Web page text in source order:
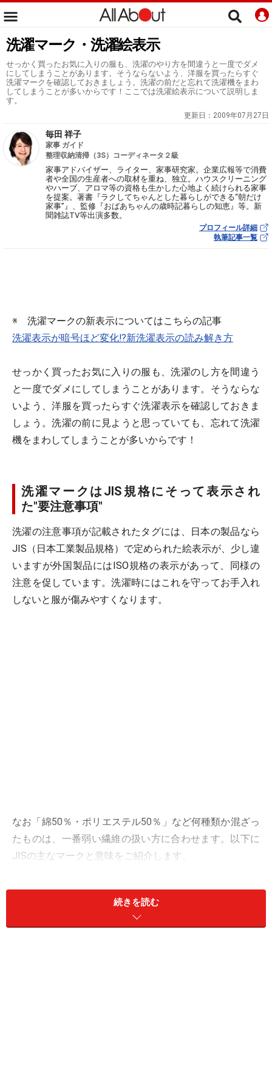
洗濯マーク・洗濯絵表示
せっかく買ったお気に入りの服も、洗濯のやり方を間違うと一度でダメ
にしてしまうことがあります。そうならないよう、洋服を買ったらすぐ
洗濯マークを確認しておきましょう。洗濯の前だと忘れて洗濯機をまわ
してしまうことが多いからです！ここでは洗濯絵表示について説明しま
す。
更新日： 2009年07月27日
毎田 祥子
家事 ガイド
整理収納清掃（3S）コーディネータ２級
家事アドバイザー、ライター、家事研究家。企業広報等で消費
者や全国の生産者への取材を重ね、独立。ハウスクリーニング
やハーブ、アロマ等の資格も生かした心地よく続けられる家事
を提案。著書『ラクしてちゃんとした暮らしができる“朝だけ
家事”』、監修『おばあちゃんの歳時記暮らしの知恵』等。新
聞雑誌TV等出演多数。
プロフィール詳細
執筆記事一覧
※ 洗濯マークの新表示についてはこちらの記事
洗濯表示が暗号ほど変化!?新洗濯表示の読み解き方
せっかく買ったお気に入りの服も、洗濯のし方を間違う
と一度でダメにしてしまうことがあります。そうならな
いよう、洋服を買ったらすぐ洗濯表示を確認しておきま
しょう。洗濯の前に見ようと思っていても、忘れて洗濯
機をまわしてしまうことが多いからです！
洗濯マークはJIS規格にそって表示され
た"要注意事項"
洗濯の注意事項が記載されたタグには、日本の製品なら
JIS（日本工業製品規格）で定められた絵表示が、少し違
いますが外国製品にはISO規格の表示があって、同様の
注意を促しています。洗濯時にはこれを守ってお手入れ
しないと服が傷みやすくなります。
なお「綿50％・ポリエステル50％」など何種類か混ざっ
たものは、一番弱い繊維の扱い方に合わせます。以下に
JISの主なマークと意味をご紹介します。
続きを読む